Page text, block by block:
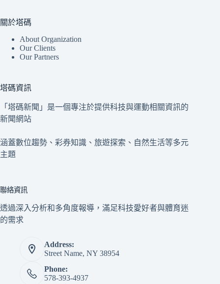
關於塔碼
About Organization
Our Clients
Our Partners
塔碼資訊
「塔碼新聞」是一個專注於提供科技與運動相關資訊的
新聞網站
涵蓋數位趨勢、彩券知識、旅遊探索、自然生活等多元
主題
聯絡資訊
透過深入分析和多角度報導，滿足科技愛好者與體育迷
的需求
Address:
Street Name, NY 38954
Phone:
578-393-4937